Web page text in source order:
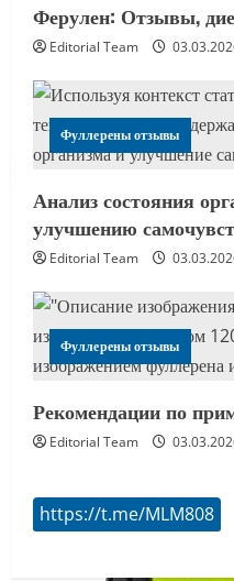
Ферулен: Отзывы,
Editorial Team
Фуллерены отзывы
Анализ состояния
улучшению
Editorial Team
Фуллерены отзывы
Рекомендации по
Editorial Team
https://t.me/MLM808